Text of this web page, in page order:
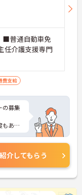
普通自動車免
介護支援専門
費支給
の募集
もあ
との両
さらに
くださ
紹介してもらう